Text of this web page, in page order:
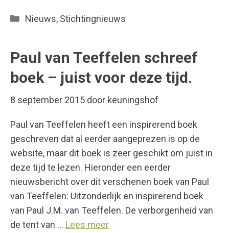
Categorieën
Nieuws, Stichtingnieuws
Paul van Teeffelen schreef
boek – juist voor deze tijd.
8 september 2015 door keuningshof
Paul van Teeffelen heeft een inspirerend boek
geschreven dat al eerder aangeprezen is op de
website, maar dit boek is zeer geschikt om juist in
deze tijd te lezen. Hieronder een eerder
nieuwsbericht over dit verschenen boek van Paul
van Teeffelen: Uitzonderlijk en inspirerend boek
van Paul J.M. van Teeffelen. De verborgenheid van
de tent van … Lees meer